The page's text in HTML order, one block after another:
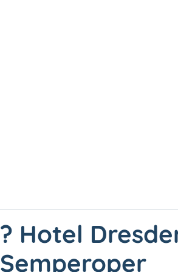
? Hotel
Semperoper